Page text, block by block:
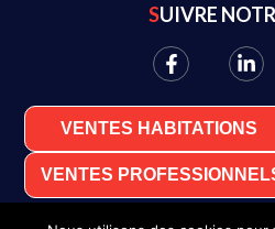
SUIVRE
VENTES HABITATIONS
VENTES